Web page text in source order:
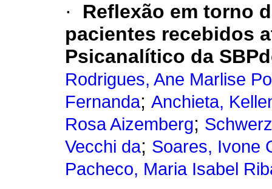
·
Reflexão em torno
pacientes recebidos
Psicanalítico da
Rodrigues, Ane Marlise
Fernanda; Anchieta,
Rosa Aizemberg;
Vecchi da; Soares, Ivone
Pacheco, Maria Isabel